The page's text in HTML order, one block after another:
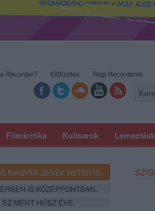
Filmkritika Kultsarok
Recorder? Előfizetés Régi Recorderek
MAGYAR ZENÉK HETENTE!
IS KÖZÉPPONTBAN.
MENT HÚSZ ÉVE.